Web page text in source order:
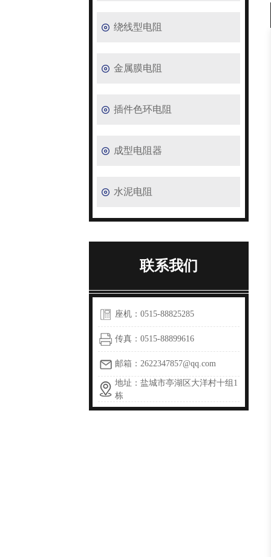
绕线型电阻
金属膜电阻
插件色环电阻
成型电阻器
水泥电阻
联系我们
座机：0515-88825285
传真：0515-88899616
邮箱：2622347857@qq.com
地址：盐城市亭湖区大洋村十组1
栋